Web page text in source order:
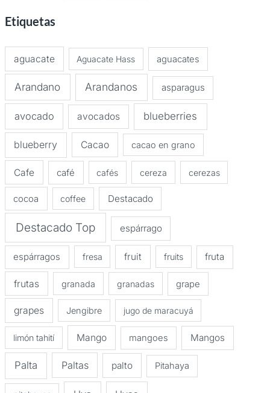
Etiquetas
aguacate Aguacate Hass aguacates
Arandano Arandanos asparagus
avocado avocados blueberries
blueberry Cacao cacao en grano
Cafe café cafés cereza cerezas
cocoa coffee Destacado
Destacado Top espárrago
espárragos fresa fruit fruits fruta
frutas granada granadas grape
grapes Jengibre jugo de maracuyá
limón tahití Mango mangoes Mangos
Palta Paltas palto Pitahaya